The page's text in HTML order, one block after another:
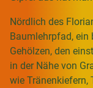
Nördlich des
Baumlehrpfad, ein
Gehölzen, den
in der Nähe von
wie